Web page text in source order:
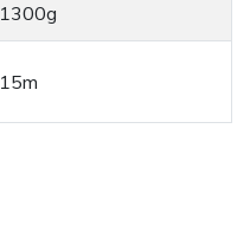
1300g
15m